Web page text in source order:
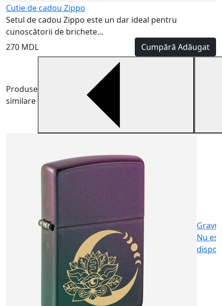
Cutie de cadou Zippo
Setul de cadou Zippo este un dar ideal pentru
cunoscătorii de brichete...
270 MDL
Cumpără Adăugat
Produse
similare
Nu